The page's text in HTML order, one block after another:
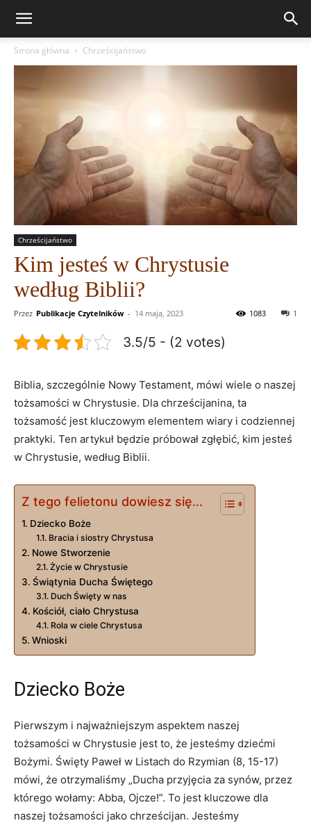
Strona główna Chrześcijaństwo
Chrześcijaństwo
Kim jesteś w Chrystusie
według Biblii?
Przez Publikacje Czytelników - 14 maja, 2023 1
1083
3.5/5 - (2 votes)
Biblia, szczególnie Nowy Testament, mówi wiele o naszej
tożsamości w Chrystusie. Dla chrześcijanina, ta
tożsamość jest kluczowym elementem wiary i codziennej
praktyki. Ten artykuł będzie próbował zgłębić, kim jesteś
w Chrystusie, według Biblii.
Z tego felietonu dowiesz się...
Dziecko Boże
Bracia i siostry Chrystusa
Nowe Stworzenie
Życie w Chrystusie
Świątynia Ducha Świętego
Duch Święty w nas
Kościół, ciało Chrystusa
Rola w ciele Chrystusa
Wnioski
Dziecko Boże
Pierwszym i najważniejszym aspektem naszej
tożsamości w Chrystusie jest to, że jesteśmy dziećmi
Bożymi. Święty Paweł w Listach do Rzymian (8, 15-17)
mówi, że otrzymaliśmy „Ducha przyjęcia za synów, przez
którego wołamy: Abba, Ojcze!”. To jest kluczowe dla
naszej tożsamości jako chrześcijan. Jesteśmy